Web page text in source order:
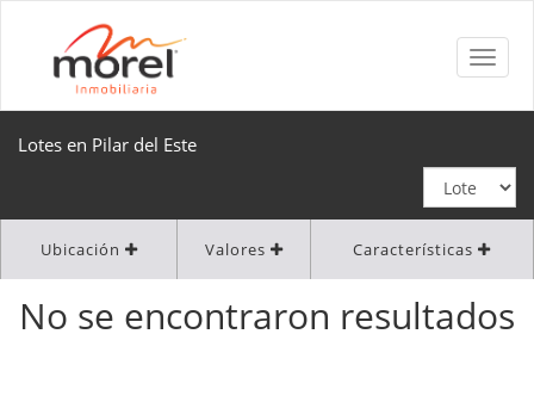
Lotes en Pilar del Este
Ubicación Valores Características
No se encontraron resultados